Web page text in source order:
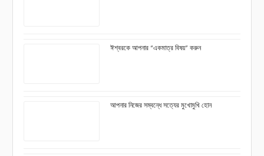
ঈশ্বরকে আপনার “একমাত্র বিষয়” করুন
আপনার নিজের সম্বন্ধে সত্যের মুখোমুখি হোন